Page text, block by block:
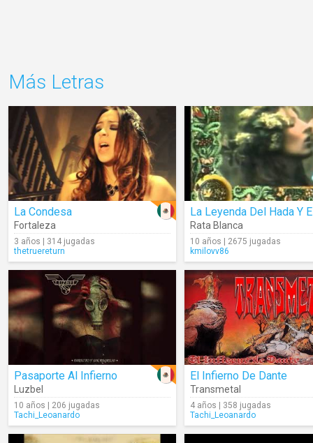
Más Letras
La Condesa
Fortaleza
3 años | 314 jugadas
thetruereturn
Rata Blanca
10 años | 2675 jugadas
kmilovv86
Pasaporte Al Infierno
Luzbel
10 años | 206 jugadas
Tachi_Leoanardo
El Infierno De Dante
Transmetal
4 años | 358 jugadas
Tachi_Leoanardo